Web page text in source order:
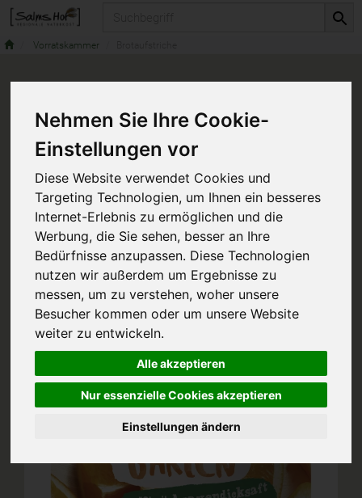
Nehmen Sie Ihre Cookie-
Einstellungen vor
Diese Website verwendet Cookies und
Targeting Technologien, um Ihnen ein besseres
Internet-Erlebnis zu ermöglichen und die
Werbung, die Sie sehen, besser an Ihre
Bedürfnisse anzupassen. Diese Technologien
nutzen wir außerdem um Ergebnisse zu
messen, um zu verstehen, woher unsere
Besucher kommen oder um unsere Website
weiter zu entwickeln.
Alle akzeptieren
Nur essenzielle Cookies akzeptieren
Einstellungen ändern
Vorratskammer